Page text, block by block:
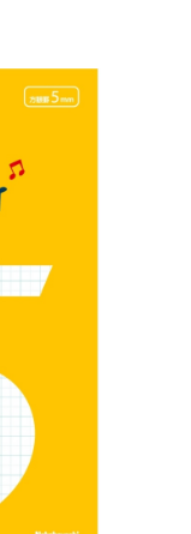
ただけます。タイ
トルを自由に書けま